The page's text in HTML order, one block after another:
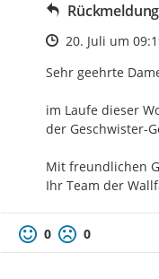
Rückmeldung
Zeitpunkt des
20. Juli um
Sehr geehrte
im Laufe dieser
der Geschwister-
Mit freundlichen
Ihr Team der
0 0